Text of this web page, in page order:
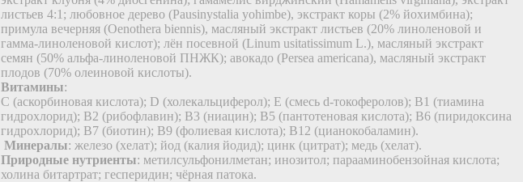
листьев 4:1; любовное дерево (Pausinystalia yohimbе), экстракт коры (2% йохимбина);
примула вечерняя (Oenothera biennis), масляный экстракт листьев (20% линоленовой и
гамма-линоленовой кислот); лён посевной (Linum usitatissimum L.), масляный экстракт
семян (50% альфа-линоленовой ПНЖК); авокадо (Persea americana), масляный экстракт
плодов (70% олеиновой кислоты).
Витамины:
С (аскорбиновая кислота); D (холекальциферол); E (смесь d-токоферолов); B1 (тиамина
гидрохлорид); B2 (рибофлавин); B3 (ниацин); B5 (пантотеновая кислота); B6 (пиридоксина
гидрохлорид); B7 (биотин); B9 (фолиевая кислота); B12 (цианокобаламин).
Минералы: железо (хелат); йод (калия йодид); цинк (цитрат); медь (хелат).
Природные нутриенты: метилсульфонилметан; инозитол; парааминобензойная кислота;
холина битартрат; гесперидин; чёрная патока.